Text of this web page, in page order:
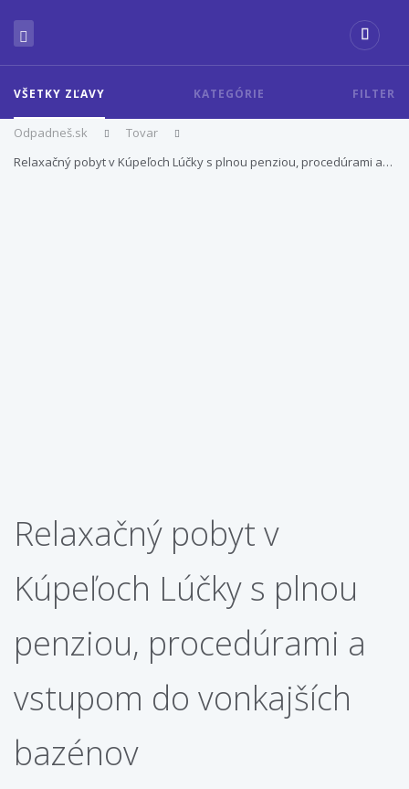
VŠETKY ZĽAVY KATEGÓRIE FILTER
Odpadneš.sk
Tovar
Relaxačný pobyt v Kúpeľoch Lúčky s plnou penziou, procedúrami a…
Relaxačný pobyt v
Kúpeľoch Lúčky s plnou
penziou, procedúrami a
vstupom do vonkajších
bazénov